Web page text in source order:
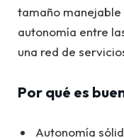
tamaño
autonomía entre
una red de
Por qué es
Autonomía